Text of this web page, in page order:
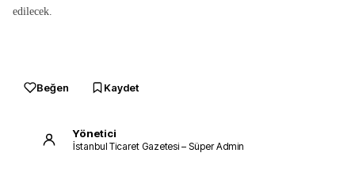
edilecek.
Beğen Kaydet
Yönetici
İstanbul Ticaret Gazetesi – Süper Admin